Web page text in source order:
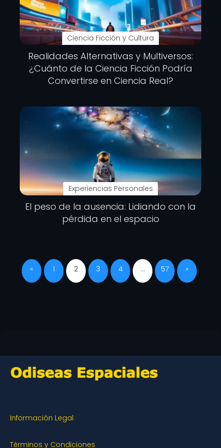
Ciencia Ficción y Cultura
Realidades Alternativas y Multiversos:
¿Cuánto de la Ciencia Ficción Podría
Convertirse en Ciencia Real?
Experiencias Personales
El peso de la ausencia: Lidiando con la
pérdida en el espacio
« 1 2 3 4 … 57 »
Información Legal
Términos y Condiciones